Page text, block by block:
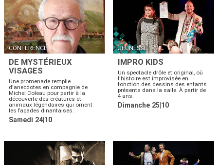
CONFÉRENCE
DE MYSTÉRIEUX
VISAGES
Une promenade remplie
d'anecdotes en compagnie de
Michel Coleau pour partir à la
découverte des créatures et
animaux légendaires qui ornent
les façades dinantaises.
Samedi 24|10
JEUNESSE
IMPRO KIDS
Un spectacle drôle et original, où
l'histoire est improvisée en
fonction des dessins des enfants
présents dans la salle. À partir de
4 ans.
Dimanche 25|10